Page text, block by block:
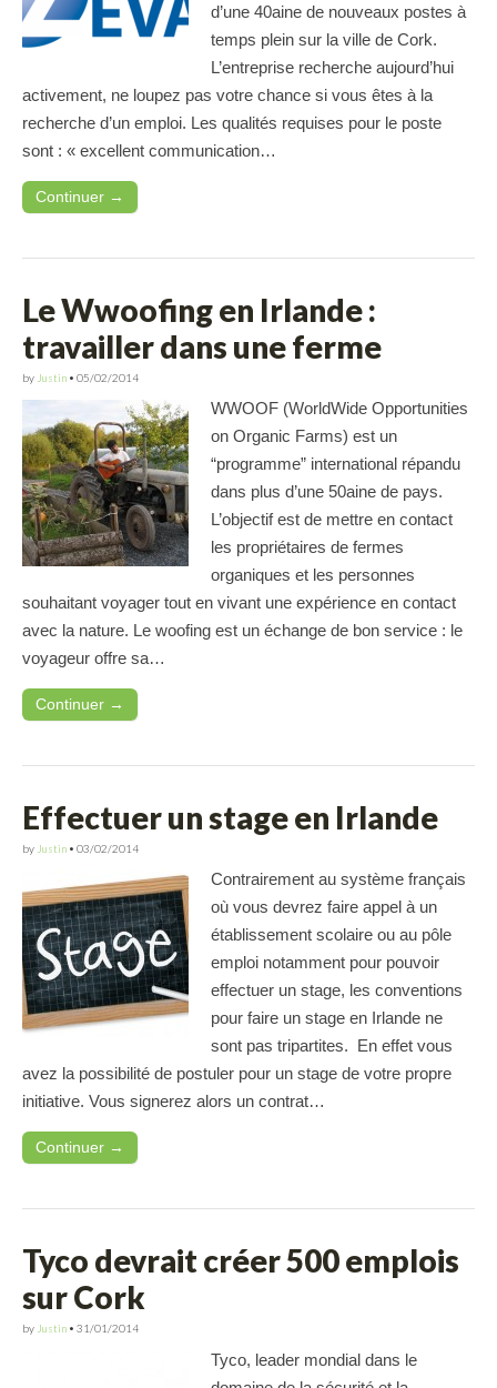
d’une 40aine de nouveaux postes à
temps plein sur la ville de Cork.
L’entreprise recherche aujourd’hui
activement, ne loupez pas votre chance si vous êtes à la
recherche d’un emploi. Les qualités requises pour le poste
sont : « excellent communication…
Continuer →
Le Wwoofing en Irlande :
travailler dans une ferme
by Justin • 05/02/2014
WWOOF (WorldWide Opportunities
on Organic Farms) est un
“programme” international répandu
dans plus d’une 50aine de pays.
L’objectif est de mettre en contact
les propriétaires de fermes
organiques et les personnes
souhaitant voyager tout en vivant une expérience en contact
avec la nature. Le woofing est un échange de bon service : le
voyageur offre sa…
Continuer →
Effectuer un stage en Irlande
by Justin • 03/02/2014
Contrairement au système français
où vous devrez faire appel à un
établissement scolaire ou au pôle
emploi notamment pour pouvoir
effectuer un stage, les conventions
pour faire un stage en Irlande ne
sont pas tripartites. En effet vous
avez la possibilité de postuler pour un stage de votre propre
initiative. Vous signerez alors un contrat…
Continuer →
Tyco devrait créer 500 emplois
sur Cork
by Justin • 31/01/2014
Tyco, leader mondial dans le